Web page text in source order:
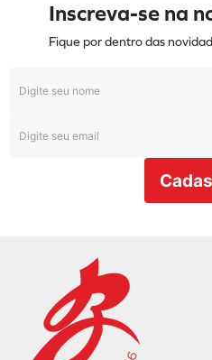
Inscreva-se na
Fique por dentro das